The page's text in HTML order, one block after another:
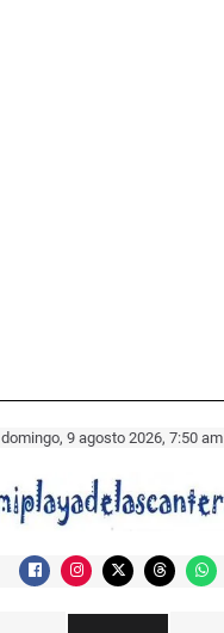
domingo, 9 agosto 2026, 7:50 am